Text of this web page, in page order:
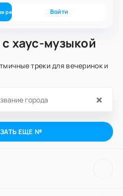
регистрацию Войти
хаус-музыкой
треки для вечеринок и
×
ЕЩЕ №